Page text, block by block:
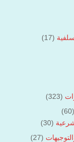
(17)
(323)
(60)
(30)
(27)